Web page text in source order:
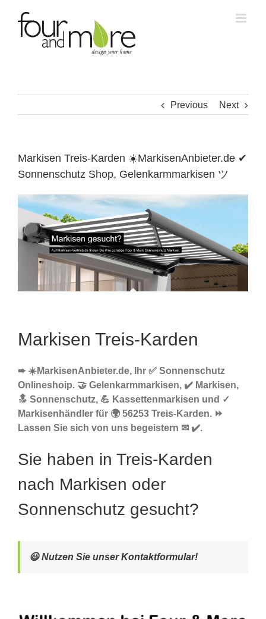
content
Previous Next
Markisen Treis-Karden ☀️MarkisenAnbieter.de ✔
Sonnenschutz Shop, Gelenkarmmarkisen ツ
Markisen Treis-Karden
➨ ☀️MarkisenAnbieter.de, Ihr ✅ Sonnenschutz
Onlineshoip. 🤝 Gelenkarmmarkisen, ✔️ Markisen,
🔝 Sonnenschutz, 💪 Kassettenmarkisen und ✓
Markisenhändler für 🌍 56253 Treis-Karden. ⏩
Lassen Sie sich von uns begeistern ✉ ✔️.
Sie haben in Treis-Karden
nach Markisen oder
Sonnenschutz gesucht?
😃 Nutzen Sie unser Kontaktformular!